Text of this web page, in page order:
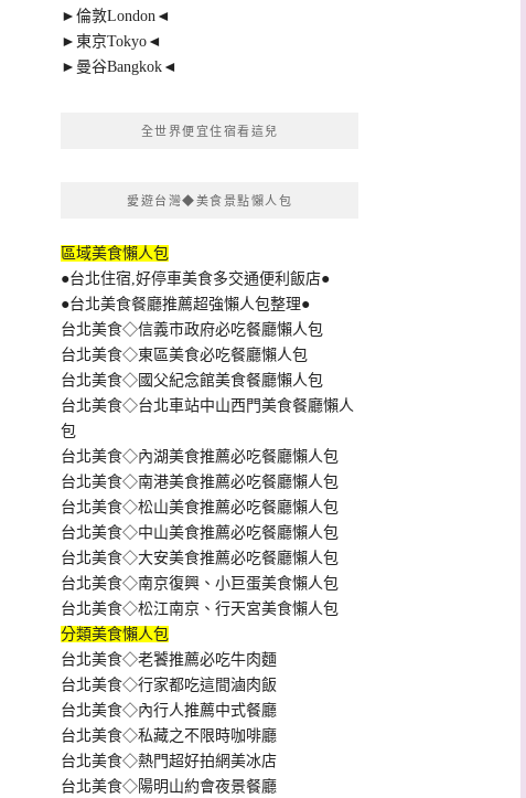
►倫敦London◄
►東京Tokyo◄
►曼谷Bangkok◄
全世界便宜住宿看這兒
愛遊台灣◆美食景點懶人包
區域美食懶人包
●台北住宿,好停車美食多交通便利飯店●
●台北美食餐廳推薦超強懶人包整理●
台北美食◇信義市政府必吃餐廳懶人包
台北美食◇東區美食必吃餐廳懶人包
台北美食◇國父紀念館美食餐廳懶人包
台北美食◇台北車站中山西門美食餐廳懶人
包
台北美食◇內湖美食推薦必吃餐廳懶人包
台北美食◇南港美食推薦必吃餐廳懶人包
台北美食◇松山美食推薦必吃餐廳懶人包
台北美食◇中山美食推薦必吃餐廳懶人包
台北美食◇大安美食推薦必吃餐廳懶人包
台北美食◇南京復興、小巨蛋美食懶人包
台北美食◇松江南京、行天宮美食懶人包
分類美食懶人包
台北美食◇老饕推薦必吃牛肉麵
台北美食◇行家都吃這間滷肉飯
台北美食◇內行人推薦中式餐廳
台北美食◇私藏之不限時咖啡廳
台北美食◇熱門超好拍網美冰店
台北美食◇陽明山約會夜景餐廳